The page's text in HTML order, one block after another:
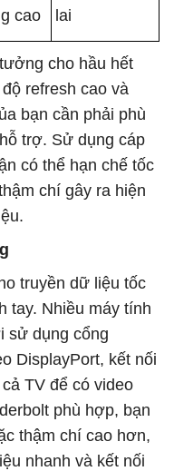
cao
lai
cho hầu hết
refresh cao và
bạn cần phải phù
trợ. Sử dụng cáp
có thể hạn chế tốc
chí gây ra hiện
truyền dữ liệu tốc
tay. Nhiều máy tính
sử dụng cổng
DisplayPort, kết nối
TV để có video
phù hợp, bạn
thậm chí cao hơn,
nhanh và kết nối